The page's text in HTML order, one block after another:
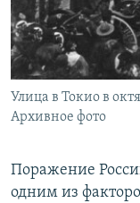
Улица в Токио в
Архивное фото
Поражение
одним из